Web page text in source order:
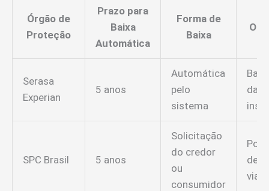
Órgão de
Proteção
Prazo para
Baixa
Automática
Forma de
Baixa
Serasa
Experian
5 anos
Automática
pelo
sistema
SPC Brasil 5 anos
Solicitação
do credor
ou
consumidor
de
via